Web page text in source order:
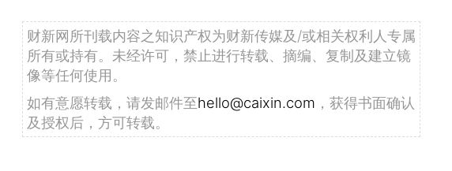
财新网所刊载内容之知识产权为财新传媒及/或相关权利人专属
所有或持有。未经许可，禁止进行转载、摘编、复制及建立镜
像等任何使用。
如有意愿转载，请发邮件至hello@caixin.com ，获得书面确认
及授权后，方可转载。